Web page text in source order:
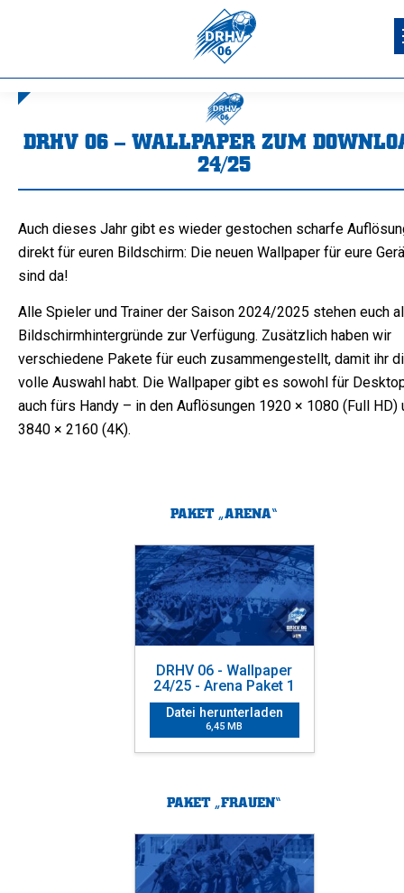
DRHV 06 – WALLPAPER ZUM
24/25
Auch dieses Jahr gibt es wieder gestochen scharfe
direkt für euren Bildschirm: Die neuen Wallpaper für eure
sind da!
Alle Spieler und Trainer der Saison 2024/2025 stehen euch
Bildschirmhintergründe zur Verfügung. Zusätzlich haben wir
verschiedene Pakete für euch zusammengestellt, damit ihr
volle Auswahl habt. Die Wallpaper gibt es sowohl für
auch fürs Handy – in den Auflösungen 1920 × 1080 (Full HD)
3840 × 2160 (4K).
PAKET „ARENA“
DRHV 06 - Wallpaper
24/25 - Arena Paket 1
Datei herunterladen
6,45 MB
PAKET „FRAUEN“